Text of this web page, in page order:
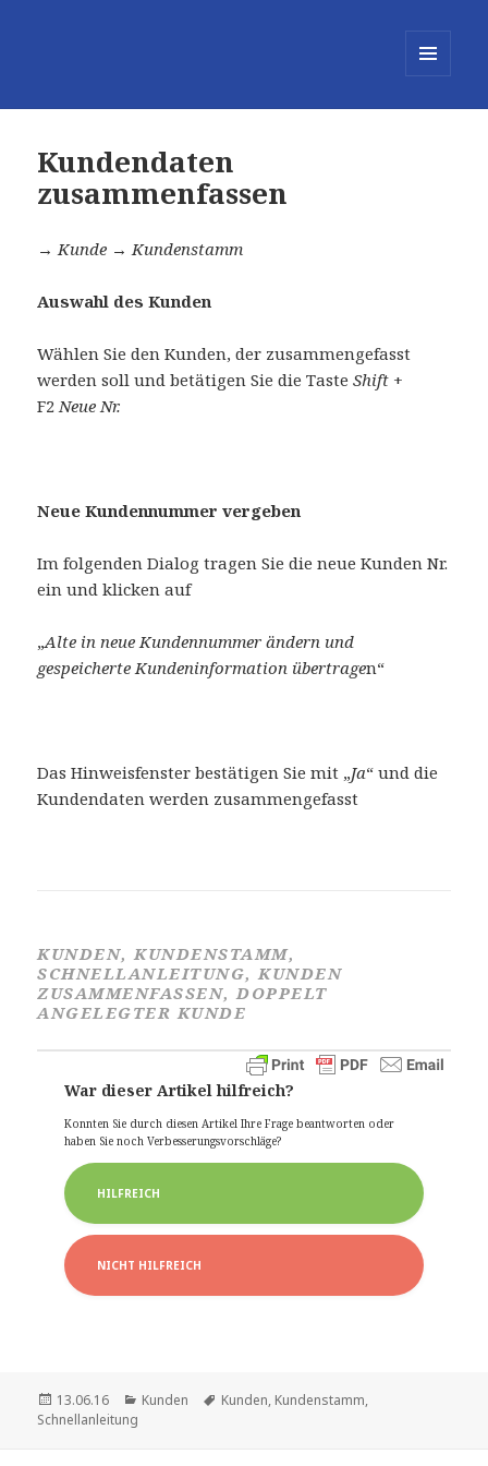
Kundendaten
zusammenfassen
→ Kunde → Kundenstamm
Auswahl des Kunden
Wählen Sie den Kunden, der zusammengefasst
werden soll und betätigen Sie die TasteShift +
F2Neue Nr.
Neue Kundennummer vergeben
Im folgenden Dialog tragen Sie die neue Kunden Nr.
ein und klicken auf
„Alte in neue Kundennummer ändern und
gespeicherte Kundeninformation übertragen“
Das Hinweisfenster bestätigen Sie mit „Ja“ und die
Kundendaten werden zusammengefasst
KUNDEN, KUNDENSTAMM,
SCHNELLANLEITUNG, KUNDEN
ZUSAMMENFASSEN, DOPPELT
ANGELEGTER KUNDE
War dieser Artikel hilfreich?
Konnten Sie durch diesen Artikel Ihre Frage beantworten oder
haben Sie noch Verbesserungsvorschläge?
HILFREICH
NICHT HILFREICH
Veröffentlicht
am
13.06.16 Kategorien
Kunden Schlagwörter
Kunden, Kundenstamm,
Schnellanleitung